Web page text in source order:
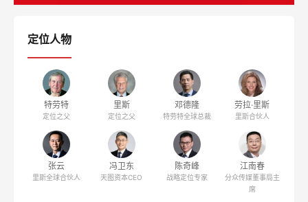
定位人物
特劳特
定位之父
里斯
定位之父
邓德隆
特劳特全球总裁
劳拉·里斯
里斯合伙人
张云
里斯全球合伙人
冯卫东
天图资本CEO
陈奇峰
战略定位专家
江南春
分众传媒董事局主
席